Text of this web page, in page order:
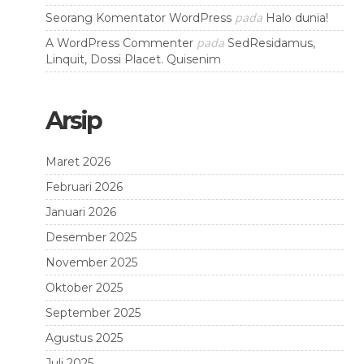
Seorang Komentator WordPresspada Halo dunia!
A WordPress Commenterpada SedResidamus,
Linquit, Dossi Placet. Quisenim
Arsip
Maret 2026
Februari 2026
Januari 2026
Desember 2025
November 2025
Oktober 2025
September 2025
Agustus 2025